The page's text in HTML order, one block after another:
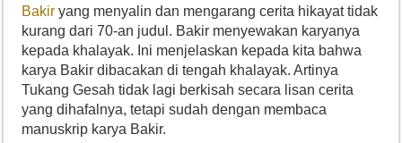
Bakir yang menyalin dan mengarang cerita hikayat tidak
kurang dari 70-an judul. Bakir menyewakan karyanya
kepada khalayak. Ini menjelaskan kepada kita bahwa
karya Bakir dibacakan di tengah khalayak. Artinya
Tukang Gesah tidak lagi berkisah secara lisan cerita
yang dihafalnya, tetapi sudah dengan membaca
manuskrip karya Bakir.